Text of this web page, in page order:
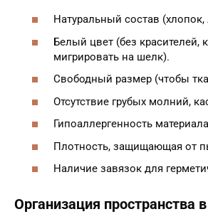
Натуральный состав (хлопок,
Белый цвет (без красителей,
мигрировать на шелк).
Свободный размер (чтобы
Отсутствие грубых молний,
Гипоаллергенность
Плотность, защищающая от
Наличие завязок для
Организация пространства